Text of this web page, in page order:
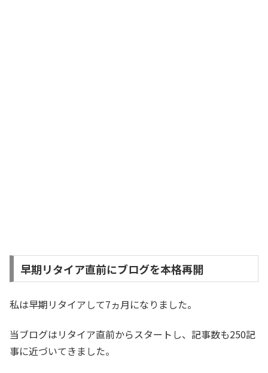
早期リタイア直前にブログを本格再開
私は早期リタイアして7ヵ月になりました。
当ブログはリタイア直前からスタートし、記事数も250記
事に近づいてきました。